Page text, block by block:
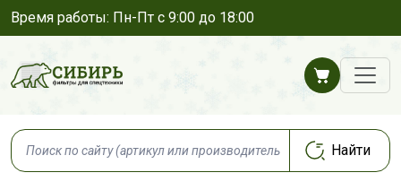
Время работы: Пн-Пт с 9:00 до 18:00